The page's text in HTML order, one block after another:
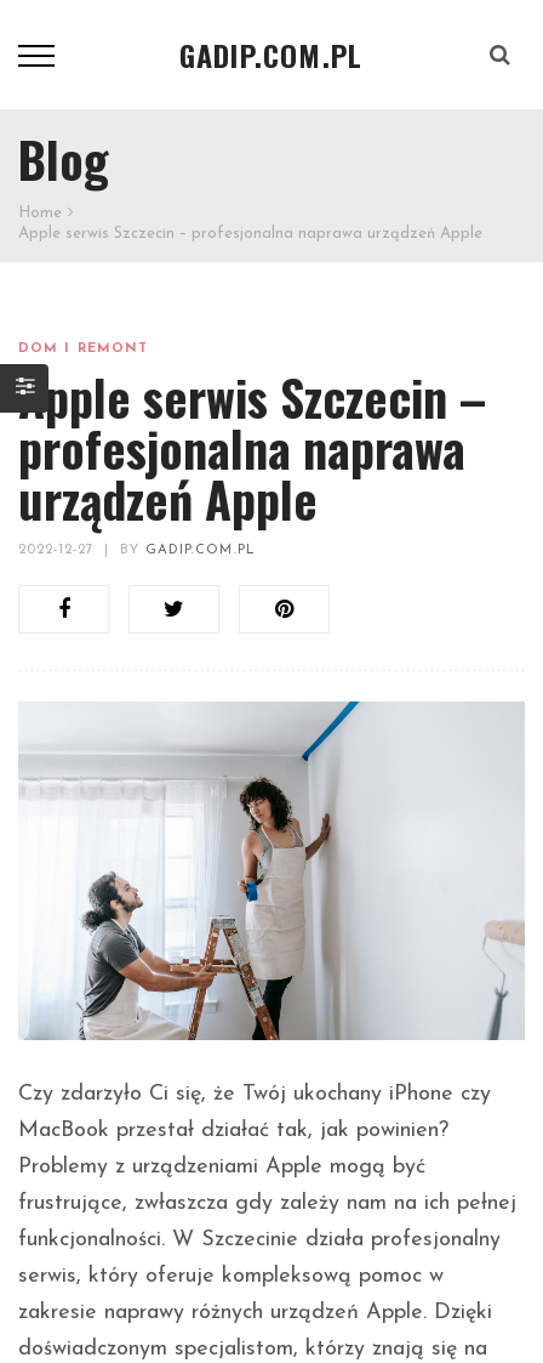
GADIP.COM.PL
Blog
Home
Apple serwis Szczecin – profesjonalna naprawa urządzeń Apple
DOM I REMONT
Apple serwis Szczecin –
profesjonalna naprawa
urządzeń Apple
2022-12-27 BY GADIP.COM.PL
Czy zdarzyło Ci się, że Twój ukochany iPhone czy
MacBook przestał działać tak, jak powinien?
Problemy z urządzeniami Apple mogą być
frustrujące, zwłaszcza gdy zależy nam na ich pełnej
funkcjonalności. W Szczecinie działa profesjonalny
serwis, który oferuje kompleksową pomoc w
zakresie naprawy różnych urządzeń Apple. Dzięki
doświadczonym specjalistom, którzy znają się na